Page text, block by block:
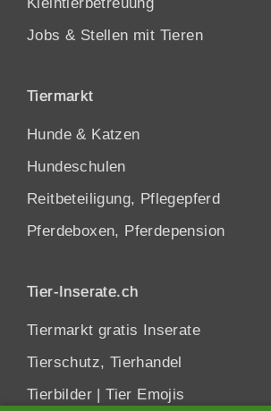
Jobs & Stellen mit Tieren
Tiermarkt
Hunde & Katzen
Hundeschulen
Reitbeteiligung, Pflegepferd
Pferdeboxen, Pferdepension
Tier-Inserate.ch
Tiermarkt gratis Inserate
Tierschutz, Tierhandel
Tierbilder |Tier Emojis